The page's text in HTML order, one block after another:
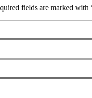
fields are marked with